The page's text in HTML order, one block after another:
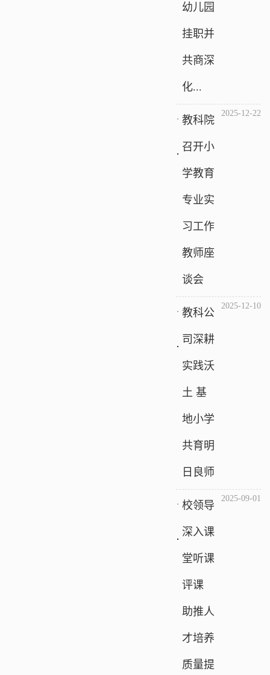
幼儿园
挂职并
共商深
化...
教科院
召开小
学教育
专业实
习工作
教师座
谈会
2025-12-22
教科公
司深耕
实践沃
土 基
地小学
共育明
日良师
2025-12-10
校领导
深入课
堂听课
评课
助推人
才培养
质量提
2025-09-01